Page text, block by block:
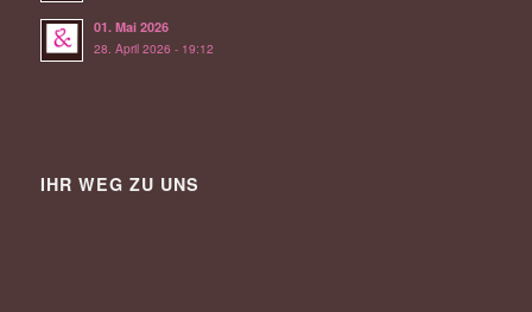
01. Mai 2026
28. April 2026 - 19:12
IHR WEG ZU UNS